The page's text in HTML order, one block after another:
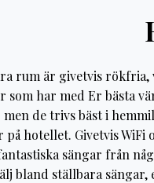
rum är givetvis
som har med Er bästa
de trivs bäst i
på hotellet. Givetvis WiFi
sängar från
bland ställbara